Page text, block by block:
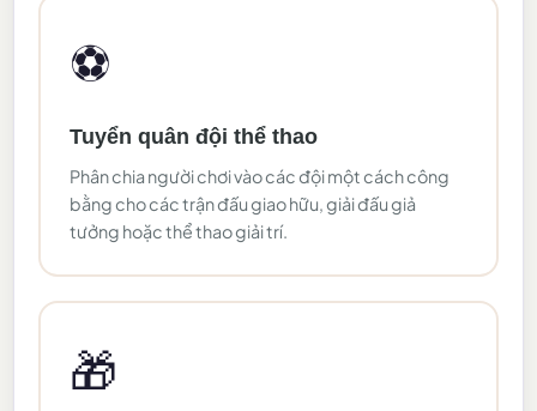
⚽
Tuyển quân đội thể thao
Phân chia người chơi vào các đội một cách công
bằng cho các trận đấu giao hữu, giải đấu giả
tưởng hoặc thể thao giải trí.
🎁